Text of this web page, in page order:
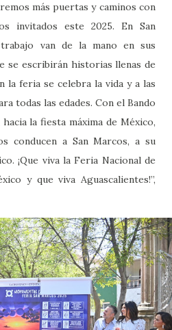
más puertas y caminos con
invitados este 2025. En San
van de la mano en sus
se escribirán historias llenas de
la feria se celebra la vida y a las
todas las edades. Con el Bando
la fiesta máxima de México,
conducen a San Marcos, a su
¡Que viva la Feria Nacional de
y que viva Aguascalientes!”,